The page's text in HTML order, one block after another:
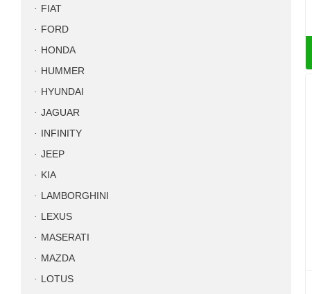
FIAT
FORD
HONDA
HUMMER
HYUNDAI
JAGUAR
INFINITY
JEEP
KIA
LAMBORGHINI
LEXUS
MASERATI
MAZDA
LOTUS